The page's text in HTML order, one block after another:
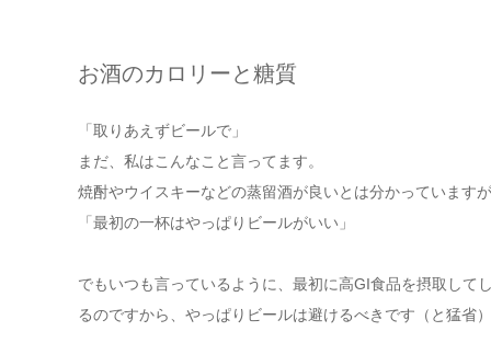
お酒のカロリーと糖質
「取りあえずビールで」
まだ、私はこんなこと言ってます。
焼酎やウイスキーなどの蒸留酒が良いとは分かっています
「最初の一杯はやっぱりビールがいい」
でもいつも言っているように、最初に高GI食品を摂取して
るのですから、やっぱりビールは避けるべきです（と猛省